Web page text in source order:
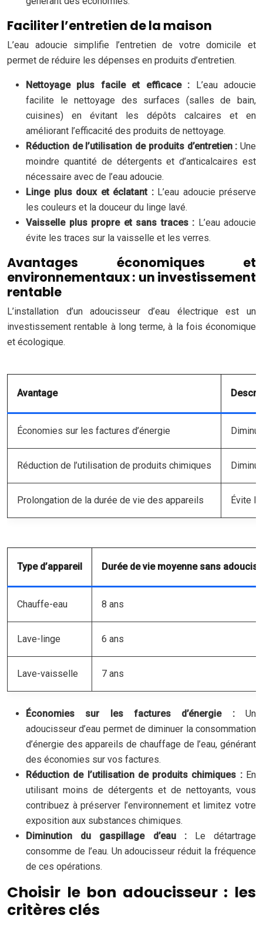
Faciliter l’entretien de la maison
L’eau adoucie simplifie l’entretien de votre domicile et
permet de réduire les dépenses en produits d’entretien.
Nettoyage plus facile et efficace :
L’eau adoucie
facilite le nettoyage des surfaces (salles de bain,
cuisines) en évitant les dépôts calcaires et en
améliorant l’efficacité des produits de nettoyage.
Réduction de l’utilisation de produits d’entretien : Une
moindre quantité de détergents et d’anticalcaires est
nécessaire avec de l’eau adoucie.
Linge plus doux et éclatant : L’eau adoucie préserve
les couleurs et la douceur du linge lavé.
Vaisselle plus propre et sans traces : L’eau adoucie
évite les traces sur la vaisselle et les verres.
Avantages économiques et
environnementaux : un investissement
rentable
L’installation d’un adoucisseur d’eau électrique est un
investissement rentable à long terme, à la fois économique
et écologique.
Avantage
Économies sur les factures d’énergie
Réduction de l’utilisation de produits chimiques
Prolongation de la durée de vie des appareils Évite
Type d’appareil Durée de vie moyenne sans
Chauffe-eau 8 ans
Lave-linge 6 ans
Lave-vaisselle 7 ans
Économies sur les factures d’énergie : Un
adoucisseur d’eau permet de diminuer la consommation
d’énergie des appareils de chauffage de l’eau, générant
des économies sur vos factures.
Réduction de l’utilisation de produits chimiques : En
utilisant moins de détergents et de nettoyants, vous
contribuez à préserver l’environnement et limitez votre
exposition aux substances chimiques.
Diminution du gaspillage d’eau :
Le détartrage
consomme de l’eau. Un adoucisseur réduit la fréquence
de ces opérations.
Choisir le bon adoucisseur : les
critères clés